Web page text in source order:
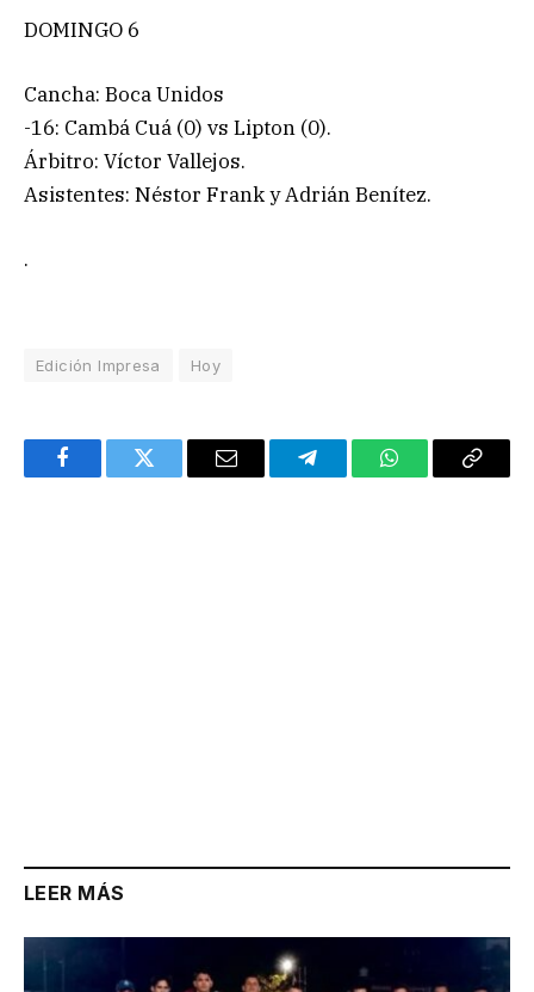
DOMINGO 6
Cancha: Boca Unidos
-16: Cambá Cuá (0) vs Lipton (0).
Árbitro: Víctor Vallejos.
Asistentes: Néstor Frank y Adrián Benítez.
.
Edición Impresa Hoy
FacebookTwitter Email TelegramWhatsAppCopy
LEER MÁS